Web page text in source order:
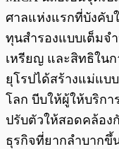
ศาลแห่งแรกที่บังคับ
ทุนสำรองแบบเต็มจ
เหรียญ และสิทธิใน
ยุโรปได้สร้างแม่แบ
โลก บีบให้ผู้ให้บริกา
ปรับตัวให้สอดคล้อง
ธุรกิจที่ยากลำบาก